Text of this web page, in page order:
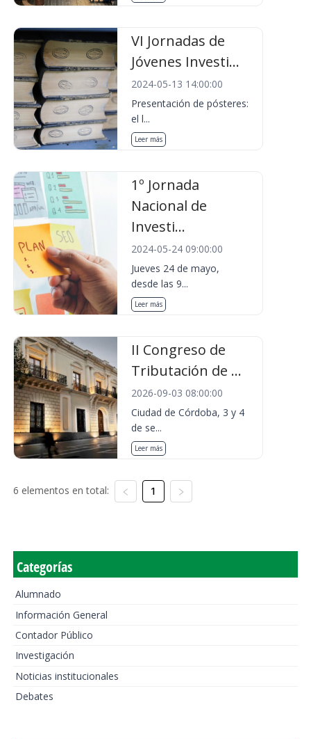
VI Jornadas de
Jóvenes Investi...
2024-05-13 14:00:00
Presentación de pósteres:
el l...
Leer más
1º Jornada
Nacional de
Investi...
2024-05-24 09:00:00
Jueves 24 de mayo,
desde las 9...
Leer más
II Congreso de
Tributación de ...
2026-09-03 08:00:00
Ciudad de Córdoba, 3 y 4
de se...
Leer más
6 elementos en total: 1
Categorías
Alumnado
Información General
Contador Público
Investigación
Noticias institucionales
Debates